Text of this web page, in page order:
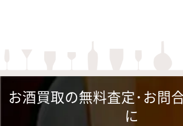
お酒買取の無料査定･お問
に